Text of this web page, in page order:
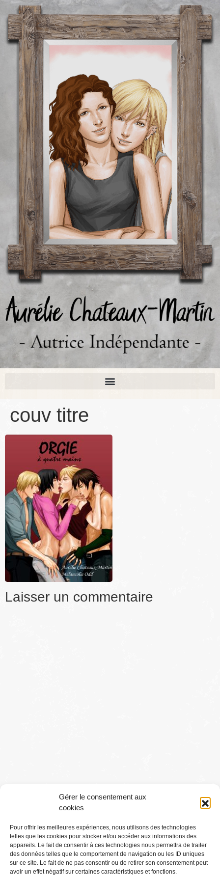
Gérer le consentement aux
cookies
Pour offrir les meilleures expériences, nous utilisons des technologies
telles que les cookies pour stocker et/ou accéder aux informations des
appareils. Le fait de consentir à ces technologies nous permettra de traiter
des données telles que le comportement de navigation ou les ID uniques
sur ce site. Le fait de ne pas consentir ou de retirer son consentement peut
avoir un effet négatif sur certaines caractéristiques et fonctions.
couv titre
Laisser un commentaire
Conditions générales
Mentions légales